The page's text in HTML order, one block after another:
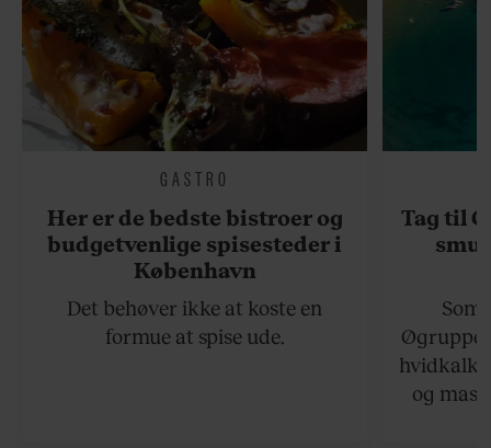
GASTRO
Her er de bedste bistroer og
budgetvenlige spisesteder i
København
Det behøver ikke at koste en
formue at spise ude.
Tag til
og